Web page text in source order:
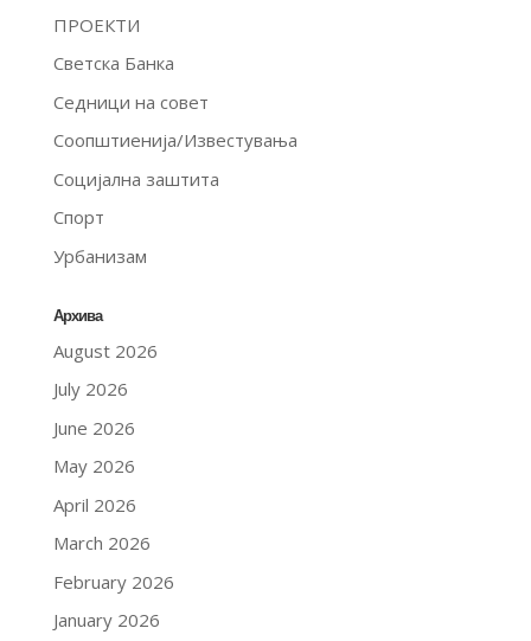
ПРОЕКТИ
Светска Банка
Седници на совет
Соопштиенија/Известувања
Социјална заштита
Спорт
Урбанизам
Архива
August 2026
July 2026
June 2026
May 2026
April 2026
March 2026
February 2026
January 2026